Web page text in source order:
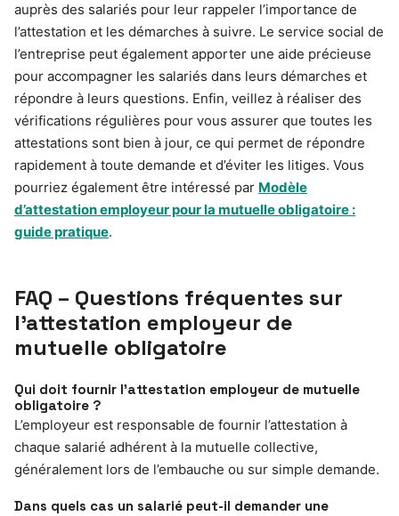
auprès des salariés pour leur rappeler l’importance de
l’attestation et les démarches à suivre. Le service social de
l’entreprise peut également apporter une aide précieuse
pour accompagner les salariés dans leurs démarches et
répondre à leurs questions. Enfin, veillez à réaliser des
vérifications régulières pour vous assurer que toutes les
attestations sont bien à jour, ce qui permet de répondre
rapidement à toute demande et d’éviter les litiges. Vous
pourriez également être intéressé par Modèle
d’attestation employeur pour la mutuelle obligatoire :
guide pratique.
FAQ – Questions fréquentes sur
l’attestation employeur de
mutuelle obligatoire
Qui doit fournir l’attestation employeur de mutuelle
obligatoire ?
L’employeur est responsable de fournir l’attestation à
chaque salarié adhérent à la mutuelle collective,
généralement lors de l’embauche ou sur simple demande.
Dans quels cas un salarié peut-il demander une